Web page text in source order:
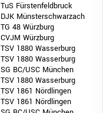
TuS Fürstenfeldbruck
DJK Münsterschwarzach
TG 48 Würzburg
CVJM Würzburg
TSV 1880 Wasserburg
TSV 1880 Wasserburg
SG BC/USC München
TSV 1880 Wasserburg
TSV 1861 Nördlingen
TSV 1861 Nördlingen